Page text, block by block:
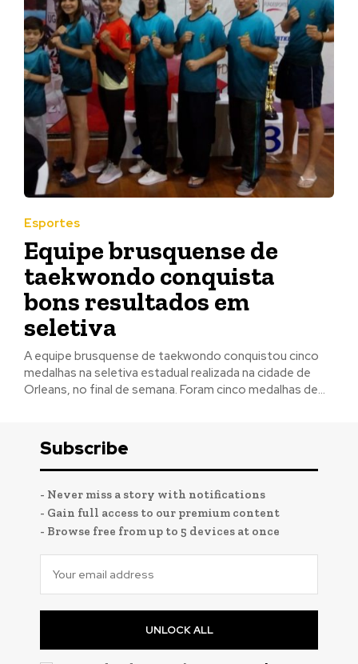
Esportes
Equipe brusquense de
taekwondo conquista
bons resultados em
seletiva
A equipe brusquense de taekwondo conquistou cinco
medalhas na seletiva estadual realizada na cidade de
Orleans, no final de semana. Foram cinco medalhas de...
Subscribe
- Never miss a story with notifications
- Gain full access to our premium content
- Browse free from up to 5 devices at once
UNLOCK ALL